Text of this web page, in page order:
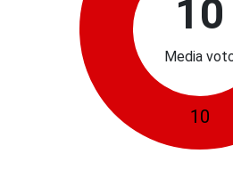
10
Media
10